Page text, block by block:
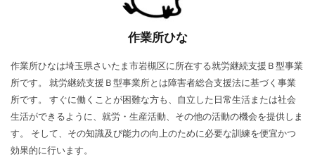
作業所ひな
作業所ひなは埼玉県さいたま市岩槻区に所在する就労継続支援Ｂ型事業
所です。 就労継続支援Ｂ型事業所とは障害者総合支援法に基づく事業
所です。 すぐに働くことが困難な方も、自立した日常生活または社会
生活ができるように、就労・生産活動、その他の活動の機会を提供しま
す。 そして、その知識及び能力の向上のために必要な訓練を便宜かつ
効果的に行います。